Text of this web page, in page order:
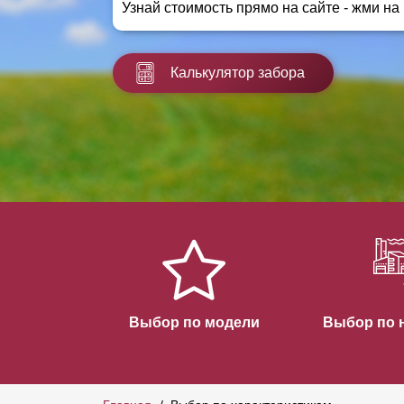
Заборы для дачи
Заборы и ограждения для школ
Забор на участок 10 соток
Узнай стоимость прямо на сайте - жми на
Калькулятор забора
Выбор по модели Выбор по